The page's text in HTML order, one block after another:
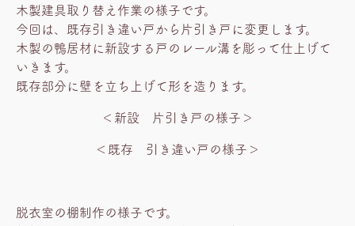
木製建具取り替え作業の様子です。
今回は、既存引き違い戸から片引き戸に変更します。
木製の鴨居材に新設する戸のレール溝を彫って仕上げて
いきます。
既存部分に壁を立ち上げて形を造ります。
＜新設 片引き戸の様子＞
＜既存 引き違い戸の様子＞
脱衣室の棚制作の様子です。